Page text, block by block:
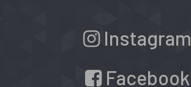
Instagram
Facebook